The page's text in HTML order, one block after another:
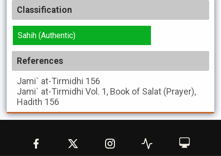
Classification
Sahih (Authentic)
References
Jami` at-Tirmidhi 156
Jami` at-Tirmidhi Vol. 1, Book of Salat (Prayer),
Hadith 156